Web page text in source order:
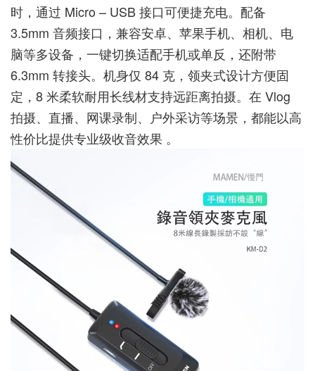
时，通过 Micro – USB 接口可便捷充电。配备
3.5mm 音频接口，兼容安卓、苹果手机、相机、电
脑等多设备，一键切换适配手机或单反，还附带
6.3mm 转接头。机身仅 84 克，领夹式设计方便固
定，8 米柔软耐用长线材支持远距离拍摄。在 Vlog
拍摄、直播、网课录制、户外采访等场景，都能以高
性价比提供专业级收音效果 。